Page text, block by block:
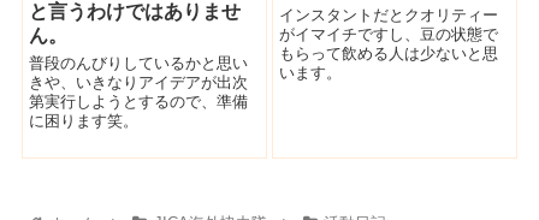
と言うわけではありませ
ん。
普段のんびりしているかと思い
きや、いきなりアイデアが出次
第実行しようとするので、準備
に困ります笑。
インスタントだとクオリティー
がイマイチですし、豆の状態で
もらって飲める人は少ないと思
います。